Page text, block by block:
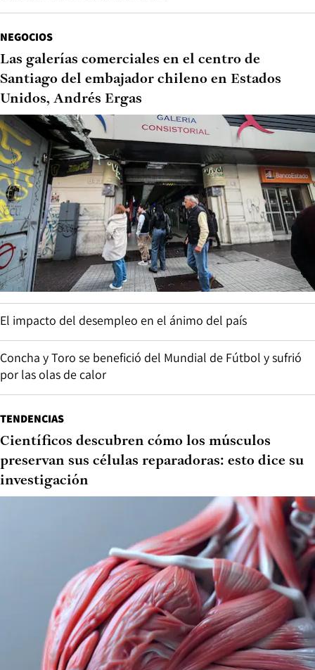
NEGOCIOS
Las galerías comerciales en el centro de
Santiago del embajador chileno en Estados
Unidos, Andrés Ergas
El impacto del desempleo en el ánimo del país
Concha y Toro se benefició del Mundial de Fútbol y sufrió
por las olas de calor
TENDENCIAS
Científicos descubren cómo los músculos
preservan sus células reparadoras: esto dice su
investigación